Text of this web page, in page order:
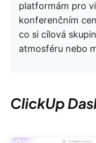
platformám pro
konferenčním
co si cílová
atmosféru nebo
ClickUp